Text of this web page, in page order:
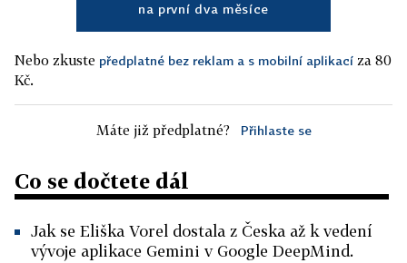
na první dva měsíce
Nebo zkuste předplatné bez reklam a s mobilní aplikací za 80
Kč.
Máte již předplatné? Přihlaste se
Co se dočtete dál
Jak se Eliška Vorel dostala z Česka až k vedení
vývoje aplikace Gemini v Google DeepMind.